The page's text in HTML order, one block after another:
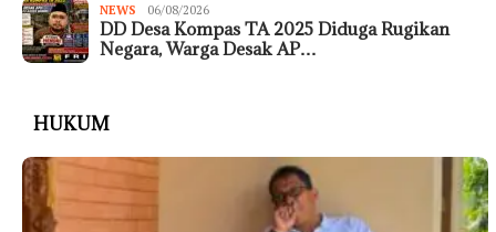
NEWS 06/08/2026
DD Desa Kompas TA 2025 Diduga Rugikan
Negara, Warga Desak AP…
HUKUM